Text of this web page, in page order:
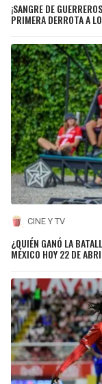
¡SANGRE DE
PRIMERA DERROTA A
CINE Y TV
¿QUIÉN GANÓ LA
MÉXICO HOY 22 DE